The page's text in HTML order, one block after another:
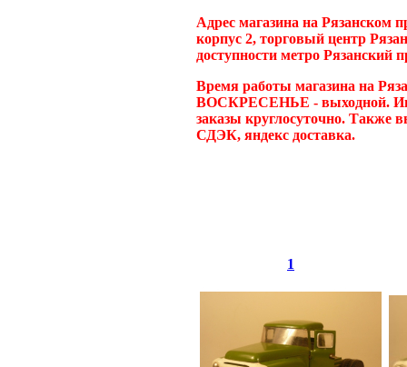
Адрес магазина на Рязанском
корпус 2, торговый центр
доступности метро Рязанский
Время работы магазина на
ВОСКРЕСЕНЬЕ - выходной.
заказы круглосуточно. Также
СДЭК, яндекс доставка.
1